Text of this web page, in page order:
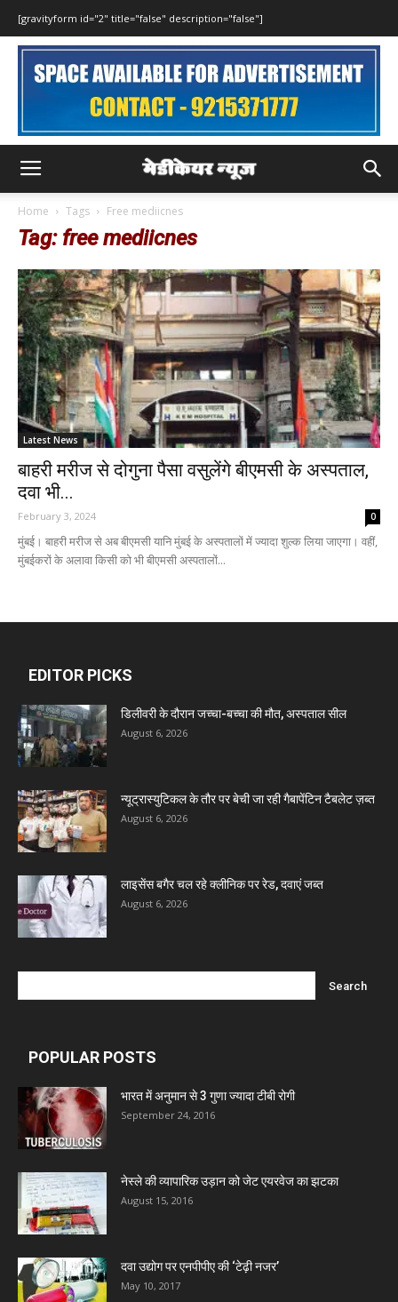
[gravityform id="2" title="false" description="false"]
Home Tags Free mediicnes
Tag: free mediicnes
Latest News
बाहरी मरीज से दोगुना पैसा वसुलेंगे बीएमसी के अस्पताल,
दवा भी...
February 3, 2024 0
मुंबई। बाहरी मरीज से अब बीएमसी यानि मुंबई के अस्पतालों में ज्यादा शुल्क लिया जाएगा। वहीं,
मुंबईकरों के अलावा किसी को भी बीएमसी अस्पतालों...
EDITOR PICKS
डिलीवरी के दौरान जच्चा-बच्चा की मौत, अस्पताल सील
August 6, 2026
न्यूट्रास्युटिकल के तौर पर बेची जा रही गैबापेंटिन टैबलेट ज़ब्त
August 6, 2026
लाइसेंस बगैर चल रहे क्लीनिक पर रेड, दवाएं जब्त
August 6, 2026
POPULAR POSTS
भारत में अनुमान से 3 गुणा ज्यादा टीबी रोगी
September 24, 2016
नेस्ले की व्यापारिक उड़ान को जेट एयरवेज का झटका
August 15, 2016
दवा उद्योग पर एनपीपीए की ‘टेढ़ी नजर’
May 10, 2017